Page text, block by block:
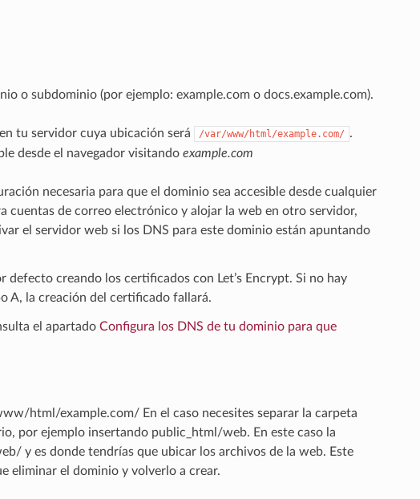
o subdominio (por ejemplo: example.com o docs.example.com).
tu servidor cuya ubicación será /var/www/html/example.com/ .
desde el navegador visitando example.com
necesaria para que el dominio sea accesible desde cualquier
cuentas de correo electrónico y alojar la web en otro servidor,
el servidor web si los DNS para este dominio están apuntando
creando los certificados con Let’s Encrypt. Si no hay
A, la creación del certificado fallará.
el apartado Configura los DNS de tu dominio para que
html/example.com/ En el caso necesites separar la carpeta
por ejemplo insertando public_html/web. En este caso la
y es donde tendrías que ubicar los archivos de la web. Este
eliminar el dominio y volverlo a crear.